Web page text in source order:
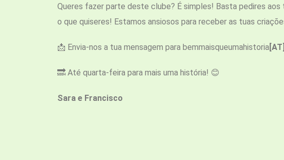
Queres fazer parte deste clube? É simples! Basta pedires
o que quiseres! Estamos ansiosos para receber as tuas
📩 Envia-nos a tua mensagem para bemmaisqueumahistoria[AT]
🔜 Até quarta-feira para mais uma história! 😊
Sara e Francisco